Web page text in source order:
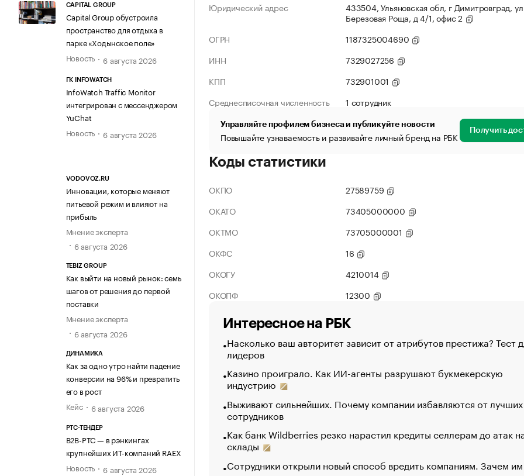
CAPITAL GROUP
Capital Group обустроила
пространство для отдыха в
парке «Ходынское поле»
Новость
6 августа 2026
ГК INFOWATCH
InfoWatch Traffic Monitor
интегрирован с мессенджером
YuChat
Новость
6 августа 2026
VODOVOZ.RU
Инновации, которые меняют
питьевой режим и влияют на
прибыль
Мнение эксперта
6 августа 2026
TEBIZ GROUP
Как выйти на новый рынок: семь
шагов от решения до первой
поставки
Мнение эксперта
6 августа 2026
ДИНАМИКА
Как за одно утро найти падение
конверсии на 96% и превратить
его в рост
Кейс
6 августа 2026
РТС-ТЕНДЕР
В2В-РТС — в рэнкингах
крупнейших ИТ-компаний RAEX
Новость
6 августа 2026
Юридический адрес
433504, Ульяновская обл, г Димитровград, ул
Березовая Роща, д 4/1, офис 2
ОГРН
1187325004690
ИНН
7329027256
КПП
732901001
Среднесписочная численность
1 сотрудник
Управляйте профилем бизнеса и публикуйте новости
Повышайте узнаваемость и развивайте личный бренд на РБК Получить
Коды статистики
ОКПО
27589759
ОКАТО
73405000000
ОКТМО
73705000001
ОКФС
16
ОКОГУ
4210014
ОКОПФ
12300
Интересное на РБК
Насколько ваш авторитет зависит от атрибутов престижа? Тест
лидеров
Казино проиграло. Как ИИ-агенты разрушают букмекерскую
индустрию
Выживают сильнейших. Почему компании избавляются от лучших
сотрудников
Как банк Wildberries резко нарастил кредиты селлерам до атак
склады
Сотрудники открыли новый способ вредить компаниям. Зачем